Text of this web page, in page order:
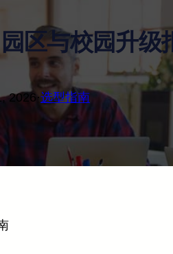
区与校园升级
2026·选型指南